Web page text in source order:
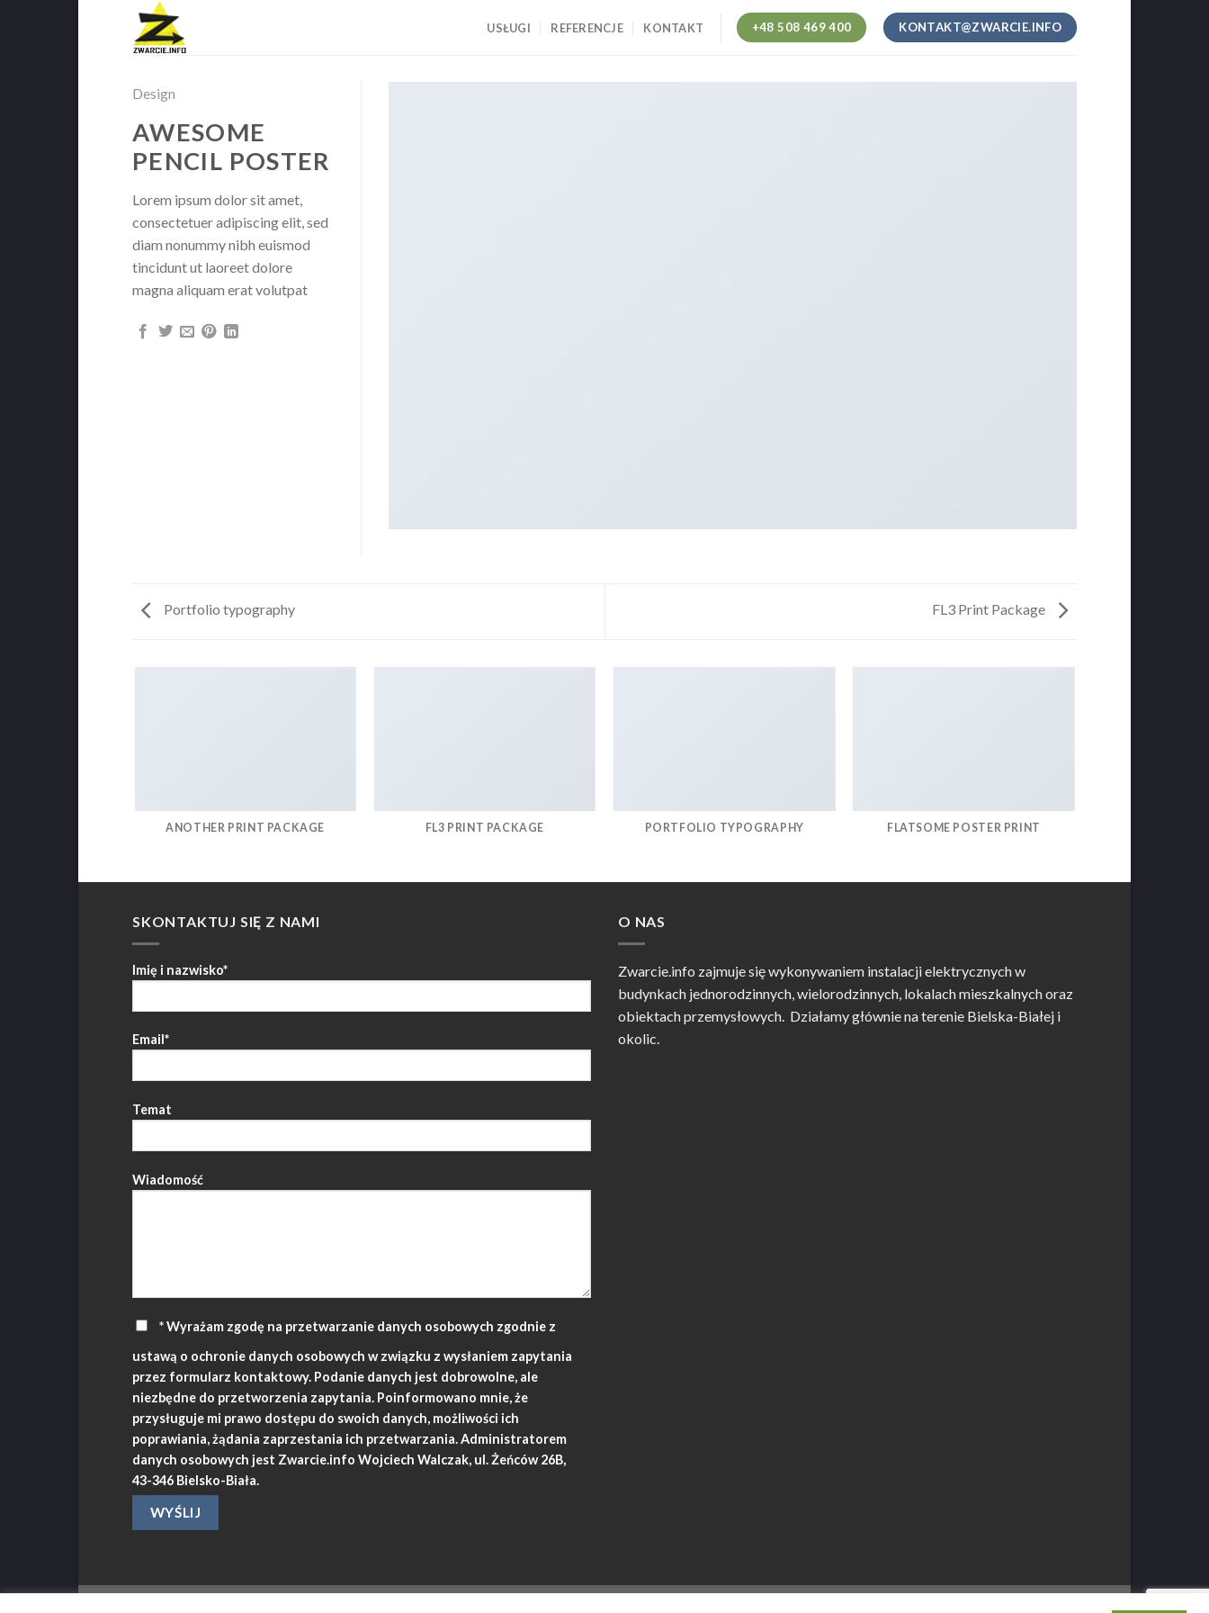
USŁUGI REFERENCJE KONTAKT +48 508 469 400 KONTAKT@ZWARCIE.INFO
Design
AWESOME
PENCIL POSTER
Lorem ipsum dolor sit amet,
consectetuer adipiscing elit, sed
diam nonummy nibh euismod
tincidunt ut laoreet dolore
magna aliquam erat volutpat
Portfolio typography FL3 Print Package
ANOTHER PRINT PACKAGE FL3 PRINT PACKAGE PORTFOLIO TYPOGRAPHY FLATSOME POSTER PRINT
SKONTAKTUJ SIĘ Z NAMI
Imię i nazwisko*
Email*
Temat
Wiadomość
* Wyrażam zgodę na przetwarzanie danych osobowych zgodnie z
ustawą o ochronie danych osobowych w związku z wysłaniem zapytania
przez formularz kontaktowy. Podanie danych jest dobrowolne, ale
niezbędne do przetworzenia zapytania. Poinformowano mnie, że
przysługuje mi prawo dostępu do swoich danych, możliwości ich
poprawiania, żądania zaprzestania ich przetwarzania. Administratorem
danych osobowych jest Zwarcie.info Wojciech Walczak, ul. Żeńców 26B,
43-346 Bielsko-Biała.
O NAS
Zwarcie.info zajmuje się wykonywaniem instalacji elektrycznych w
budynkach jednorodzinnych, wielorodzinnych, lokalach mieszkalnych oraz
obiektach przemysłowych. Działamy głównie na terenie Bielska-Białej i
okolic.